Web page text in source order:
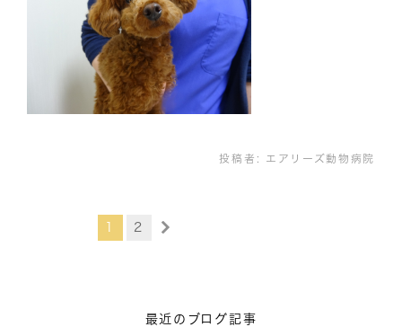
投稿者: エアリーズ動物病院
2
最近のブログ記事